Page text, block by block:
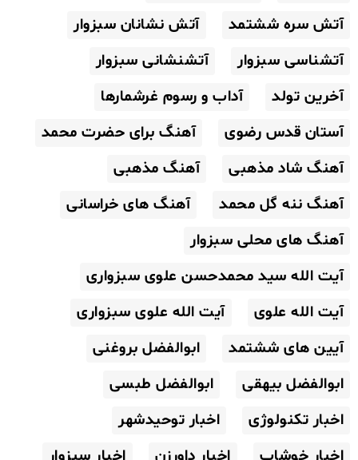
آتش سره ششتمد
آتش نشانان سبزوار
آتشناسی سبزوار
آتشنشانی سبزوار
آخرین تولد
آداب و رسوم غرشمارها
آستان قدس رضوی
آهنگ برای حضرت محمد
آهنگ شاد مذهبی
آهنگ مذهبی
آهنگ ننه گل محمد
آهنگ های خراسانی
آهنگ های محلی سبزوار
آیت الله سید محمدحسن علوی سبزواری
آیت الله علوی
آیت الله علوی سبزواری
آیین های ششتمد
ابوالفضل بروغنی
ابوالفضل بیهقی
ابوالفضل طبسی
اخبار تکنولوژی
اخبار توحیدشهر
اخبار خوشاب
اخبار داورزن
اخبار سبزوار